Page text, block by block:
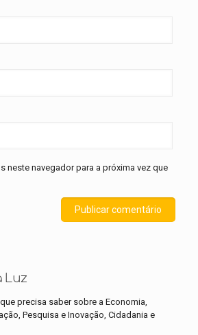
neste navegador para a próxima vez que
Luz
precisa saber sobre a Economia,
Pesquisa e Inovação, Cidadania e